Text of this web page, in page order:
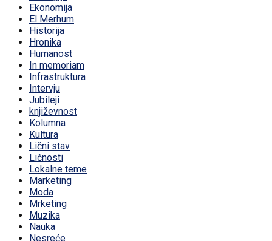
Ekonomija
El Merhum
Historija
Hronika
Humanost
In memoriam
Infrastruktura
Intervju
Jubileji
književnost
Kolumna
Kultura
Lični stav
Ličnosti
Lokalne teme
Marketing
Moda
Mrketing
Muzika
Nauka
Nesreće